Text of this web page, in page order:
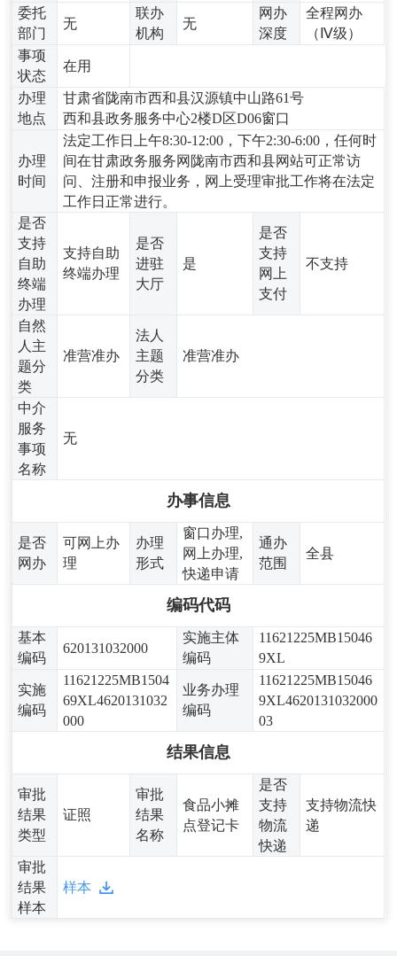
委托
部门
无
联办
机构
无
网办
深度
全程网办
（Ⅳ级）
事项
状态
在用
办理
地点
甘肃省陇南市西和县汉源镇中山路61号
西和县政务服务中心2楼D区D06窗口
办理
时间
法定工作日上午8:30-12:00，下午2:30-6:00，任何时
间在甘肃政务服务网陇南市西和县网站可正常访
问、注册和申报业务，网上受理审批工作将在法定
工作日正常进行。
是否
支持
自助
终端
办理
支持自助
终端办理
是否
进驻
大厅
是
是否
支持
网上
支付
不支持
自然
人主
题分
类
准营准办
法人
主题
分类
准营准办
中介
服务
事项
名称
无
办事信息
是否
网办
可网上办
理
办理
形式
窗口办理,
网上办理,
快递申请
通办
范围
全县
编码代码
基本
编码
620131032000
实施主体
编码
11621225MB15046
9XL
实施
编码
11621225MB1504
69XL4620131032
000
业务办理
编码
11621225MB15046
9XL4620131032000
03
结果信息
审批
结果
类型
证照
审批
结果
名称
食品小摊
点登记卡
是否
支持
物流
快递
支持物流快
递
审批
结果
样本
样本